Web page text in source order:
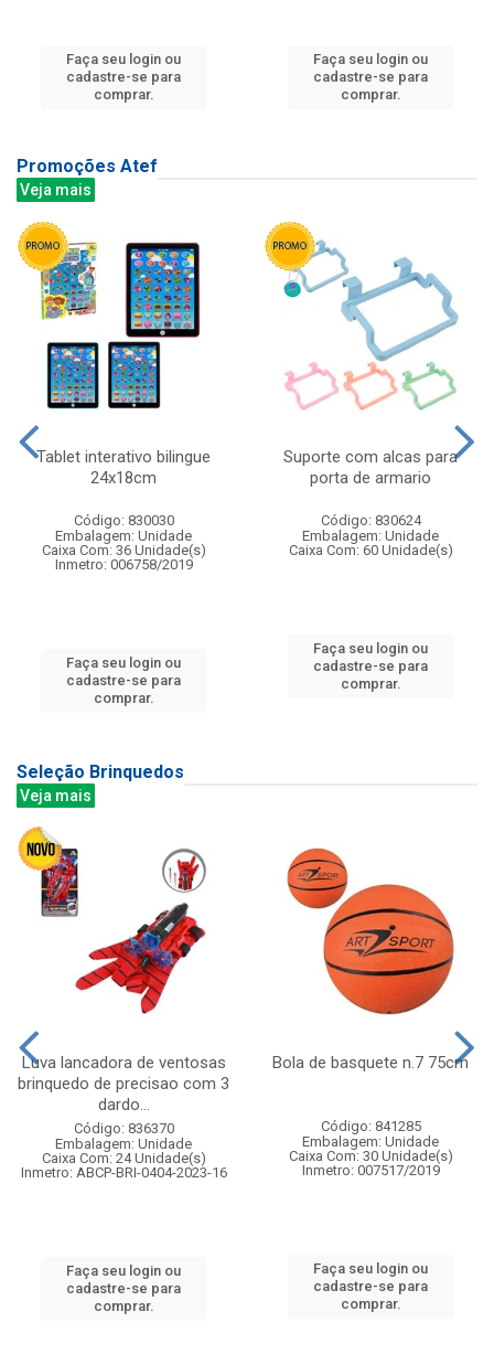
Faça seu login ou
cadastre-se para
comprar.
Faça seu login ou
cadastre-se para
comprar.
Promoções Atef
Veja mais
Tablet interativo bilingue
24x18cm
Código: 830030
Embalagem: Unidade
Caixa Com: 36 Unidade(s)
Inmetro: 006758/2019
Faça seu login ou
cadastre-se para
comprar.
Suporte com alcas para
porta de armario
Código: 830624
Embalagem: Unidade
Caixa Com: 60 Unidade(s)
Faça seu login ou
cadastre-se para
comprar.
Seleção Brinquedos
Veja mais
Luva lancadora de ventosas
brinquedo de precisao com 3
dardo...
Código: 836370
Embalagem: Unidade
Caixa Com: 24 Unidade(s)
Inmetro: ABCP-BRI-0404-2023-16
Faça seu login ou
cadastre-se para
comprar.
Bola de basquete n.7 75cm
Código: 841285
Embalagem: Unidade
Caixa Com: 30 Unidade(s)
Inmetro: 007517/2019
Faça seu login ou
cadastre-se para
comprar.